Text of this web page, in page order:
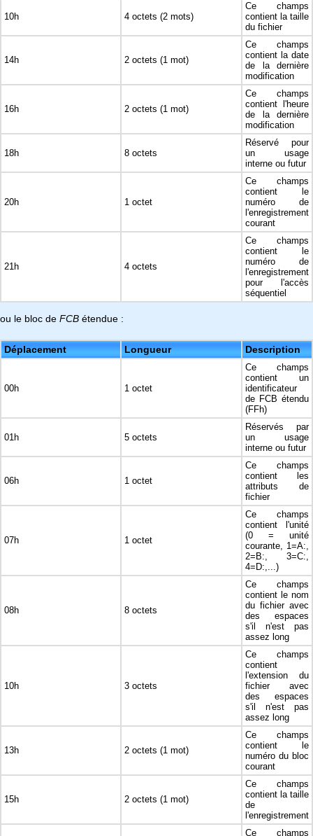
10h 4 octets (2 mots)
Ce champs
contient la taille
du fichier
14h 2 octets (1 mot)
Ce champs
contient la date
de la dernière
modification
16h 2 octets (1 mot)
Ce champs
contient l'heure
de la dernière
modification
18h 8 octets
Réservé pour
un usage
interne ou futur
20h 1 octet
Ce champs
contient le
numéro de
l'enregistrement
courant
21h 4 octets
Ce champs
contient le
numéro de
l'enregistrement
pour l'accès
séquentiel
ou le bloc de FCB étendue :
Déplacement Longueur Description
00h 1 octet
Ce champs
contient un
identificateur
de FCB étendu
(FFh)
01h 5 octets
Réservés par
un usage
interne ou futur
06h 1 octet
Ce champs
contient les
attributs de
fichier
07h 1 octet
Ce champs
contient l'unité
(0 = unité
courante, 1=A:,
2=B:, 3=C:,
4=D:,...)
08h 8 octets
Ce champs
contient le nom
du fichier avec
des espaces
s'il n'est pas
assez long
10h 3 octets
Ce champs
contient
l'extension du
fichier avec
des espaces
s'il n'est pas
assez long
13h 2 octets (1 mot)
Ce champs
contient le
numéro du bloc
courant
15h 2 octets (1 mot)
Ce champs
contient la taille
de
l'enregistrement
Ce champs